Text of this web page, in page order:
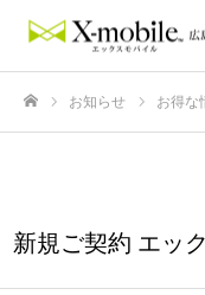
お知らせ お得な
新規ご契約 エッ